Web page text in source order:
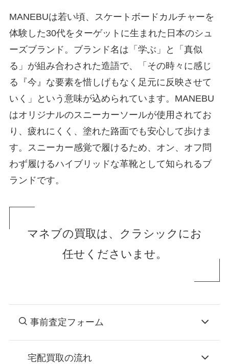
MANEBUは若い頃、スケートボードカルチャーを
体験した30代をターゲットに生まれた日本のシュ
ーズブランド。ブランド名は「学ぶ」と「真似
る」が組み合わされた造語で、「その時々に感じ
る『今』な要素を惜しげもなく足元に反映させて
いく」という意味が込められています。MANEBU
はオリジナルのスニーカーソールが使用されてお
り、疲れにくく、塗れた路面でも安心して歩けま
す。スニーカー感覚で履けるため、オン、オフ問
わず履けるハイブリッドな革靴として知られるブ
ランドです。
マネブの買取は、クラシックにお
任せくださいませ。
事前査定フォーム
宅配買取の流れ